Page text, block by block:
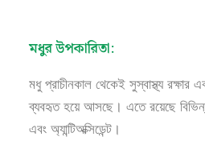
মধুর উপকারিতা:
মধু প্রাচীনকাল থেকেই সুস্বাস্থ্য রক্ষার
ব্যবহৃত হয়ে আসছে। এতে রয়েছে
এবং অ্যান্টিঅক্সিডেন্ট।